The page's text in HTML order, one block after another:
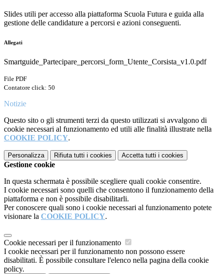
Slides utili per accesso alla piattaforma Scuola Futura e guida alla
gestione delle candidature a percorsi e azioni conseguenti.
Allegati
Smartguide_Partecipare_percorsi_form_Utente_Corsista_v1.0.pdf
File PDF
Contatore click: 50
Notizie
Questo sito o gli strumenti terzi da questo utilizzati si avvalgono di
cookie necessari al funzionamento ed utili alle finalità illustrate nella
COOKIE POLICY.
Personalizza Rifiuta tutti i cookies Accetta tutti i cookies
Gestione cookie
In questa schermata è possibile scegliere quali cookie consentire.
I cookie necessari sono quelli che consentono il funzionamento della
piattaforma e non è possibile disabilitarli.
Per conoscere quali sono i cookie necessari al funzionamento potete
visionare la COOKIE POLICY.
Cookie necessari per il funzionamento
I cookie necessari per il funzionamento non possono essere
disabilitati. È possibile consultare l'elenco nella pagina della cookie
policy.